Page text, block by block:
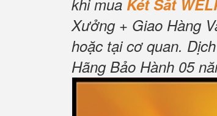
khi mua Két Sắt
Xưởng + Giao Hàng
hoặc tại cơ quan.
Hãng Bảo Hành 05